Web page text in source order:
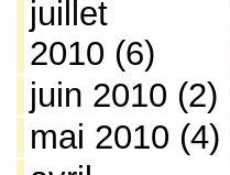
juillet
2010 (6)
juin 2010 (2)
mai 2010 (4)